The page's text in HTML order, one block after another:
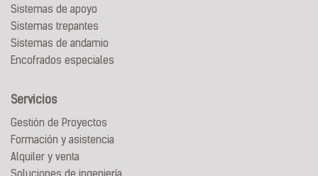
Sistemas de apoyo
Sistemas trepantes
Sistemas de andamio
Encofrados especiales
Servicios
Gestión de Proyectos
Formación y asistencia
Alquiler y venta